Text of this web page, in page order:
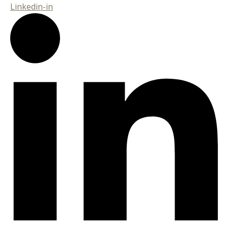
Linkedin-in